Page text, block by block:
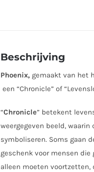
Beschrijving
Phoenix, gemaakt van het
een “Chronicle” of
“Chronicle” betekent
weergegeven beeld,
symboliseren. Soms gaan
geschenk voor mensen
alleen moeten voortzetten,